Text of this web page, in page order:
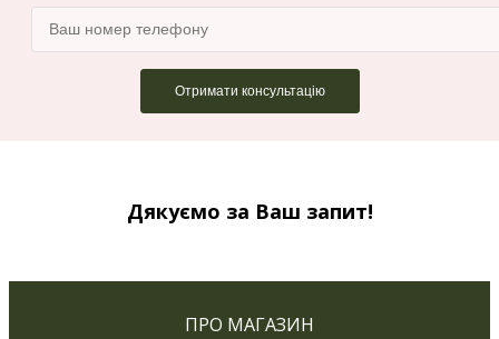
Дякуємо за Ваш запит!
ПРО МАГАЗИН